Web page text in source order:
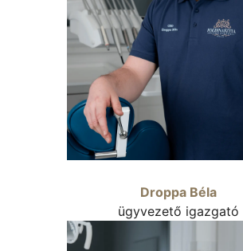
Droppa Béla
ügyvezető igazgató